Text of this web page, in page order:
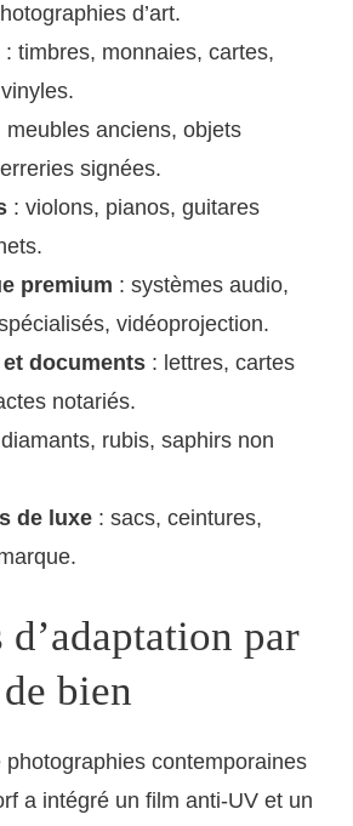
d’art.
: timbres, monnaies, cartes,
meubles anciens, objets
signées.
: violons, pianos, guitares
premium : systèmes audio,
vidéoprojection.
documents : lettres, cartes
notariés.
rubis, saphirs non
de luxe : sacs, ceintures,
d’adaptation par
bien
photographies contemporaines
a intégré un film anti-UV et un